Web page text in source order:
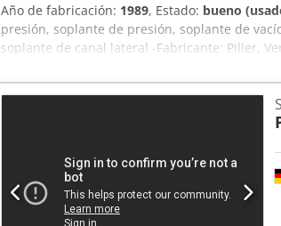
Año de fabricación: 1989, Estado: bueno
presión, soplante de presión, soplante de
soplante de canal lateral -Fabricante: Piller,
motor: 11 kW / 2965 rpm -Caudal: 0,27 m³/s
mm -Clase de protección: IP 44 -Dimensiones: